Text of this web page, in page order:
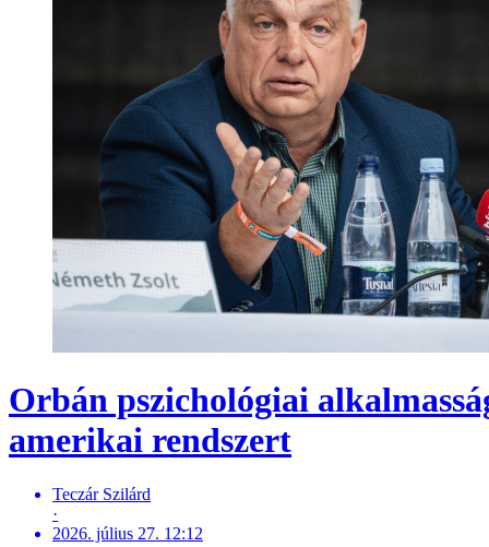
Orbán pszichológiai
amerikai rendszert
Teczár Szilárd
·
2026. július 27. 12:12